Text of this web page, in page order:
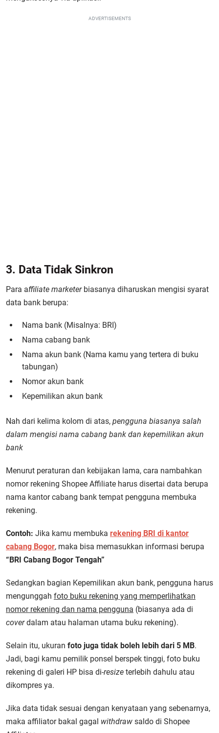
ADVERTISEMENTS
3. Data Tidak Sinkron
Para affiliate marketerbiasanya diharuskan mengisi syarat
data bank berupa:
Nama bank (Misalnya: BRI)
Nama cabang bank
Nama akun bank (Nama kamu yang tertera di buku
tabungan)
Nomor akun bank
Kepemilikan akun bank
Nah dari kelima kolom di atas, pengguna biasanya salah
dalam mengisi nama cabang bank dan kepemilikan akun
bank
Menurut peraturan dan kebijakan lama, cara nambahkan
nomor rekening Shopee Affiliate harus disertai data berupa
nama kantor cabang bank tempat pengguna membuka
rekening.
Contoh: Jika kamu membuka rekening BRI di kantor
cabang Bogor, maka bisa memasukkan informasi berupa
“BRI Cabang Bogor Tengah”
Sedangkan bagian Kepemilikan akun bank, pengguna harus
mengunggah foto buku rekening yang memperlihatkan
nomor rekening dan nama pengguna (biasanya ada di
coverdalam atau halaman utama buku rekening).
Selain itu, ukuran foto juga tidak boleh lebih dari 5 MB.
Jadi, bagi kamu pemilik ponsel berspek tinggi, foto buku
rekening di galeri HP bisa di-resize terlebih dahulu atau
dikompres ya.
Jika data tidak sesuai dengan kenyataan yang sebenarnya,
maka affiliator bakal gagal withdraw saldo di Shopee